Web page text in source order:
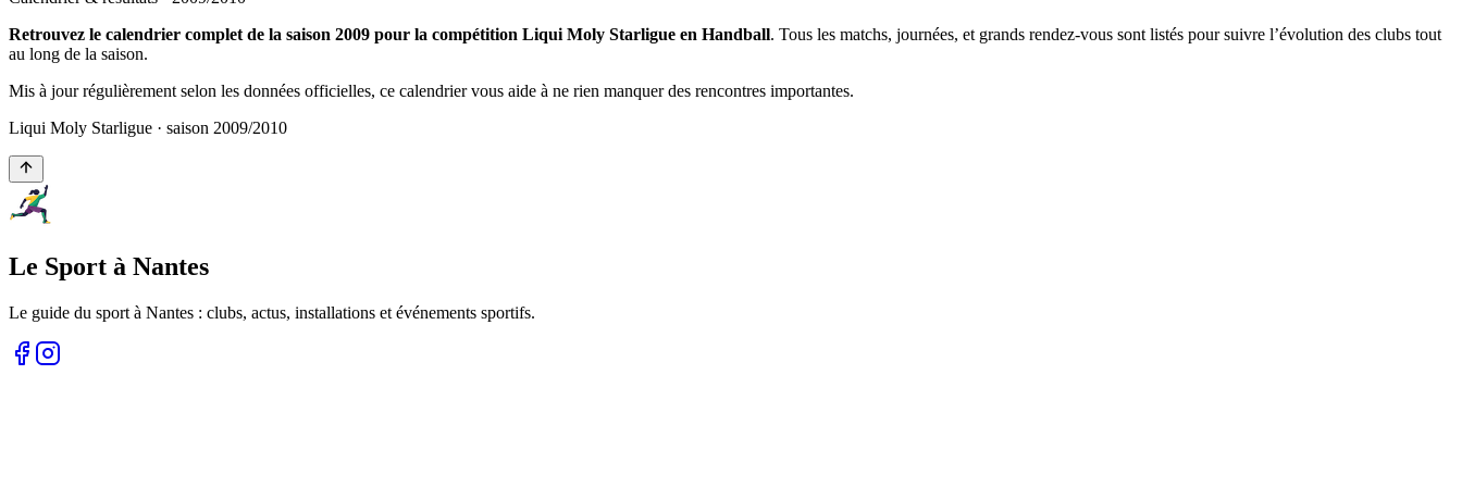
Retrouvez le calendrier complet de la saison 2009 pour la compétition Liqui Moly Starligue en Handball. Tous les matchs, journées, et grands rendez-vous sont listés pour suivre l’évolution des clubs tout
au long de la saison.
Mis à jour régulièrement selon les données officielles, ce calendrier vous aide à ne rien manquer des rencontres importantes.
Liqui Moly Starligue · saison 2009/2010
Le Sport à Nantes
Le guide du sport à Nantes : clubs, actus, installations et événements sportifs.